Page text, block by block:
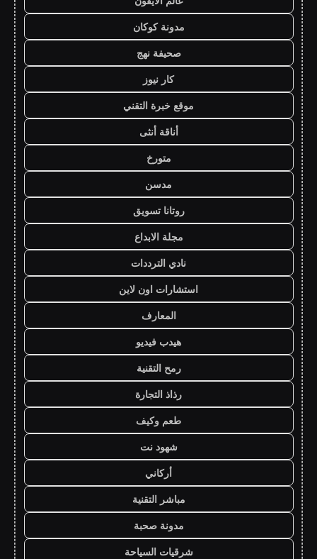
مدونة كوكان
صحيفة نهج
كار نيوز
موقع خبرة التقني
أناقة أنثى
متورخ
مدسن
روتانا تسويق
مجلة الابداع
نادي الترددات
استشارات اون لاين
المعارف
هيدب فيديو
رمح التقنية
رذاذ التجارة
طعم وكيف
شهود نت
أركاني
مباشر التقنية
مدونة صحبة
شرقيات السياحة